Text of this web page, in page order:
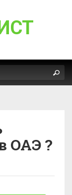
ОАЭ ?